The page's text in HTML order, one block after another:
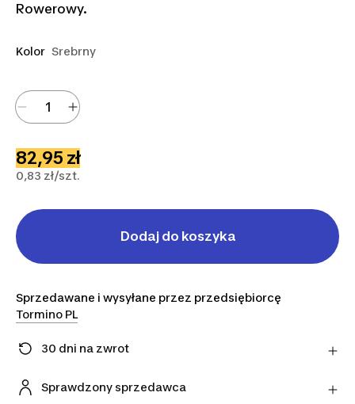
Rowerowy.
Kolor Srebrny
82,95 zł
0,83 zł/szt.
Dodaj do koszyka
Sprzedawane i wysyłane przez przedsiębiorcę
Tormino PL
30 dni na zwrot
bezpośrednio do sprzedawcy w ciągu 30 dni,
Sprawdzony sprzedawca